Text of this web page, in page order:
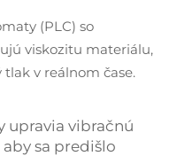
(PLC) so
viskozitu materiálu,
v reálnom čase.
upravia vibračnú
sa predišlo